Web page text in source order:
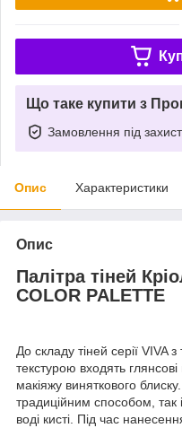
Що таке купити з
Замовлення під
Опис Характеристики
Опис
Палітра тіней
COLOR PALETTE
До складу тіней серії VIVA
текстурою входять
макіяжу виняткового
традиційним способом, так
воді кисті. Під час